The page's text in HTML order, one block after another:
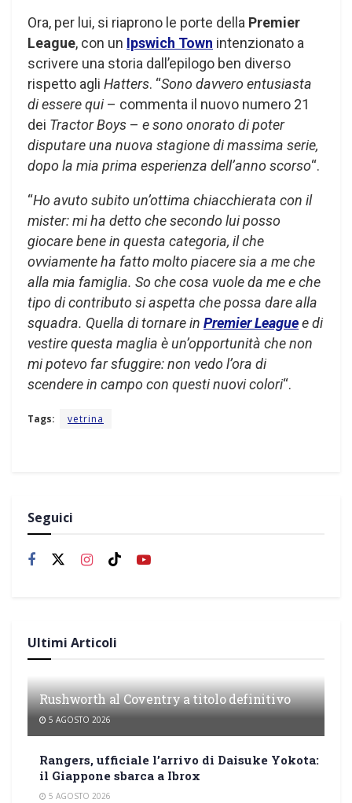
Ora, per lui, si riaprono le porte della Premier
League, con un Ipswich Town intenzionato a
scrivere una storia dall’epilogo ben diverso
rispetto agli Hatters. “Sono davvero entusiasta
di essere qui– commenta il nuovo numero 21
dei Tractor Boys – e sono onorato di poter
disputare una nuova stagione di massima serie,
dopo la mia prima esperienza dell’anno scorso“.
“Ho avuto subito un’ottima chiacchierata con il
mister: mi ha detto che secondo lui posso
giocare bene in questa categoria, il che
ovviamente ha fatto molto piacere sia a me che
alla mia famiglia. So che cosa vuole da me e che
tipo di contributo si aspetta che possa dare alla
squadra. Quella di tornare in Premier Leaguee di
vestire questa maglia è un’opportunità che non
mi potevo far sfuggire: non vedo l’ora di
scendere in campo con questi nuovi colori“.
Tags: vetrina
Seguici
Ultimi Articoli
Rushworth al Coventry a titolo definitivo
5 AGOSTO 2026
Rangers, ufficiale l’arrivo di Daisuke Yokota:
il Giappone sbarca a Ibrox
5 AGOSTO 2026